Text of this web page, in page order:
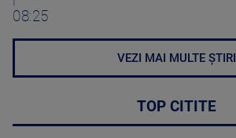
08:25
VEZI MAI MULTE ȘTIRI
TOP CITITE